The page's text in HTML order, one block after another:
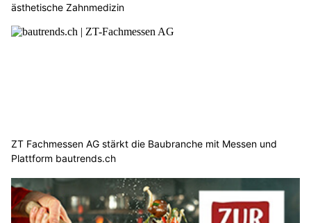
ästhetische Zahnmedizin
ZT Fachmessen AG stärkt die Baubranche mit Messen und
Plattform bautrends.ch